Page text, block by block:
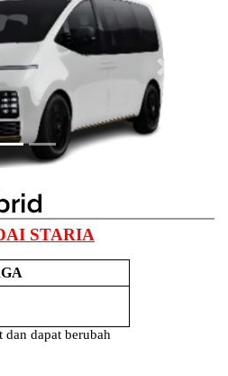
Next